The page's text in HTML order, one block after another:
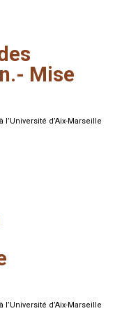
Mise
d’Aix-Marseille
d’Aix-Marseille